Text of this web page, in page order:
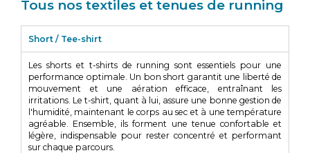
Tous nos textiles et tenues de running
Short / Tee-shirt
Les shorts et t-shirts de running sont essentiels pour une
performance optimale. Un bon short garantit une liberté de
mouvement et une aération efficace, entraînant les
irritations. Le t-shirt, quant à lui, assure une bonne gestion de
l'humidité, maintenant le corps au sec et à une température
agréable. Ensemble, ils forment une tenue confortable et
légère, indispensable pour rester concentré et performant
sur chaque parcours.